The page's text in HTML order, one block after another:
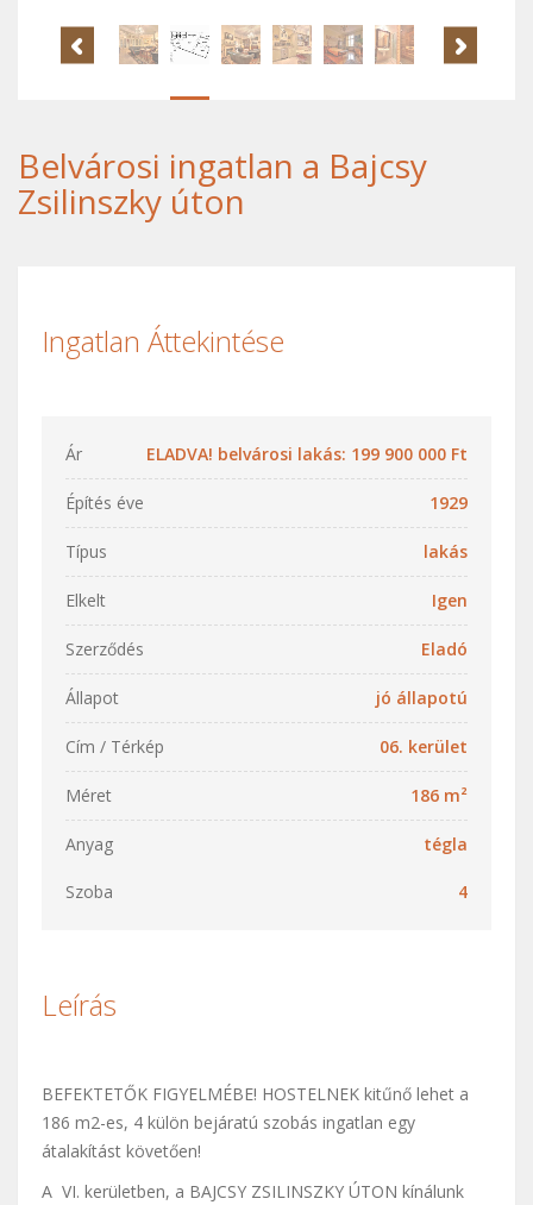
Belvárosi ingatlan a Bajcsy
Zsilinszky úton
Ingatlan Áttekintése
Ár ELADVA! belvárosi lakás: 199 900 000 Ft
Építés éve 1929
Típus lakás
Elkelt Igen
Szerződés Eladó
Állapot jó állapotú
Cím / Térkép 06. kerület
Méret 186 m²
Anyag tégla
Szoba 4
Leírás
BEFEKTETŐK FIGYELMÉBE! HOSTELNEK kitűnő lehet a
186 m2-es, 4 külön bejáratú szobás ingatlan egy
átalakítást követően!
A VI. kerületben, a BAJCSY ZSILINSZKY ÚTON kínálunk